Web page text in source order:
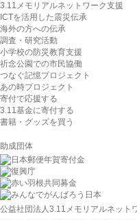
3.11メモリアルネットワーク支援
ICTを活用した震災伝承
海外の方への伝承
調査・研究活動
小学校の防災教育支援
祈念公園での市民協働
つなぐ記憶プロジェクト
あの時プロジェクト
寄付で応援する
3.11基金に寄付する
書籍・グッズを買う
助成団体
公益社団法人3.11メモリアルネット